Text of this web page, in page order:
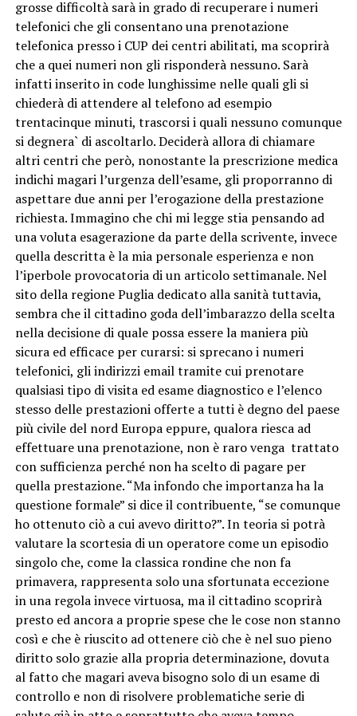
grosse difficoltà sarà in grado di recuperare i numeri
telefonici che gli consentano una prenotazione
telefonica presso i CUP dei centri abilitati, ma scoprirà
che a quei numeri non gli risponderà nessuno. Sarà
infatti inserito in code lunghissime nelle quali gli si
chiederà di attendere al telefono ad esempio
trentacinque minuti, trascorsi i quali nessuno comunque
si degnera` di ascoltarlo. Deciderà allora di chiamare
altri centri che però, nonostante la prescrizione medica
indichi magari l’urgenza dell’esame, gli proporranno di
aspettare due anni per l’erogazione della prestazione
richiesta. Immagino che chi mi legge stia pensando ad
una voluta esagerazione da parte della scrivente, invece
quella descritta è la mia personale esperienza e non
l’iperbole provocatoria di un articolo settimanale. Nel
sito della regione Puglia dedicato alla sanità tuttavia,
sembra che il cittadino goda dell’imbarazzo della scelta
nella decisione di quale possa essere la maniera più
sicura ed efficace per curarsi: si sprecano i numeri
telefonici, gli indirizzi email tramite cui prenotare
qualsiasi tipo di visita ed esame diagnostico e l’elenco
stesso delle prestazioni offerte a tutti è degno del paese
più civile del nord Europa eppure, qualora riesca ad
effettuare una prenotazione, non è raro venga trattato
con sufficienza perché non ha scelto di pagare per
quella prestazione. “Ma infondo che importanza ha la
questione formale” si dice il contribuente, “se comunque
ho ottenuto ciò a cui avevo diritto?”. In teoria si potrà
valutare la scortesia di un operatore come un episodio
singolo che, come la classica rondine che non fa
primavera, rappresenta solo una sfortunata eccezione
in una regola invece virtuosa, ma il cittadino scoprirà
presto ed ancora a proprie spese che le cose non stanno
così e che è riuscito ad ottenere ciò che è nel suo pieno
diritto solo grazie alla propria determinazione, dovuta
al fatto che magari aveva bisogno solo di un esame di
controllo e non di risolvere problematiche serie di